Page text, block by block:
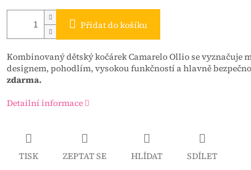
Přidat do košíku
Kombinovaný dětský kočárek Camarelo Ollio se vyznačuje
designem, pohodlím, vysokou funkčností a hlavně
zdarma.
Detailní informace
TISK ZEPTAT SE HLÍDAT SDÍLET